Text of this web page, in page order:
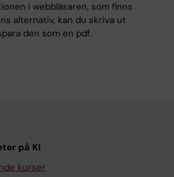
i webbläsaren, som finns
alternativ, kan du skriva ut
den som en pdf.
på KI
kurser